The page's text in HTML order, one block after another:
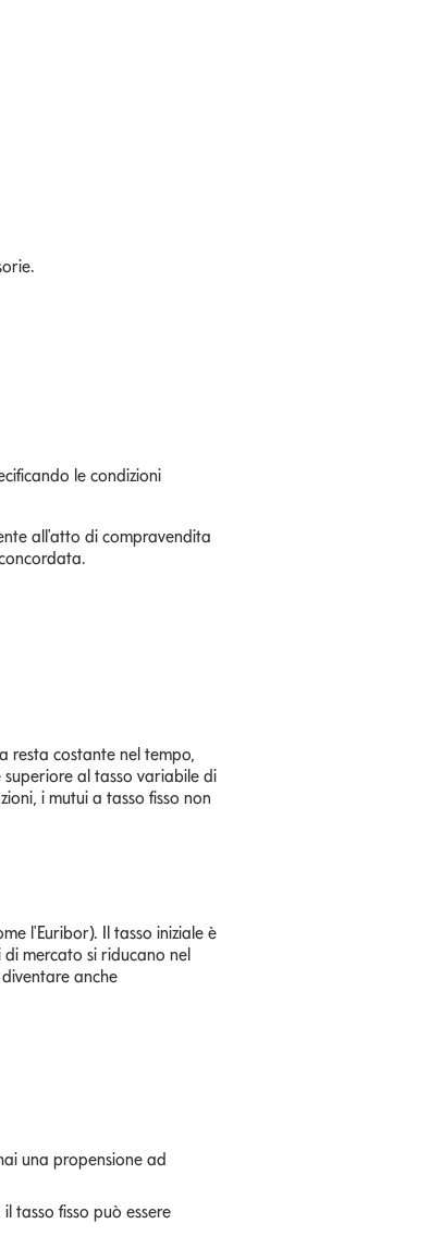
le condizioni
all'atto di compravendita
costante nel tempo,
superiore al tasso variabile di
i mutui a tasso fisso non
l'Euribor). Il tasso iniziale è
di mercato si riducano nel
anche
una propensione ad
tasso fisso può essere